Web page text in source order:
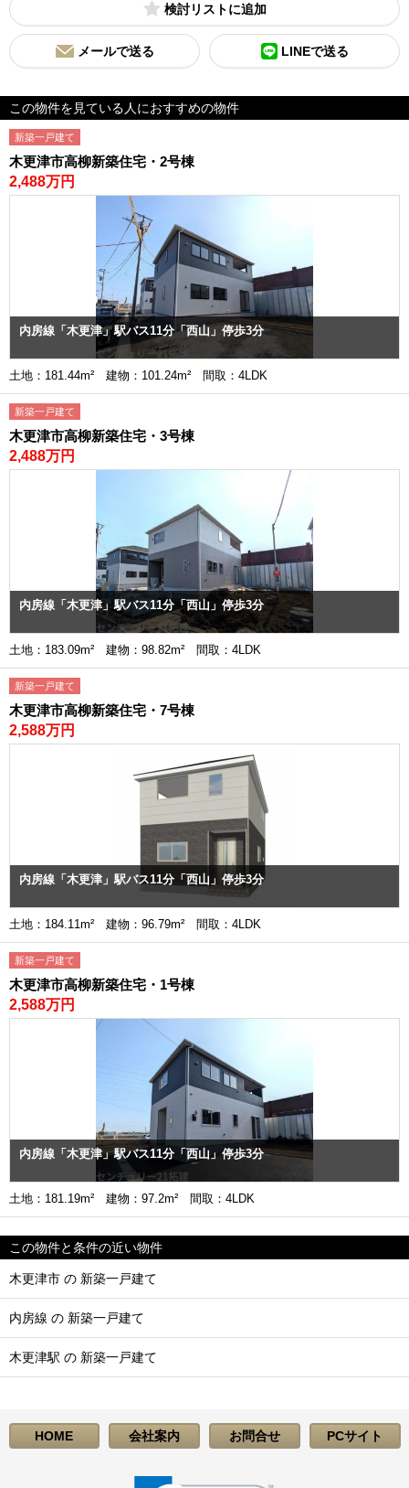
検討リスト
メールで送る LINEで送る
この物件を見ている人におすすめの物件
新築一戸建て
木更津市高柳新築住宅・2号棟
2,488万円
内房線「木更津」駅バス11分「西山」停歩3分
土地：181.44m² 建物：101.24m² 間取：4LDK
新築一戸建て
木更津市高柳新築住宅・3号棟
2,488万円
内房線「木更津」駅バス11分「西山」停歩3分
土地：183.09m² 建物：98.82m² 間取：4LDK
新築一戸建て
木更津市高柳新築住宅・7号棟
2,588万円
内房線「木更津」駅バス11分「西山」停歩3分
土地：184.11m² 建物：96.79m² 間取：4LDK
新築一戸建て
木更津市高柳新築住宅・1号棟
2,588万円
内房線「木更津」駅バス11分「西山」停歩3分
土地：181.19m² 建物：97.2m² 間取：4LDK
この物件と条件の近い物件
木更津市 の 新築一戸建て
内房線 の 新築一戸建て
木更津駅 の 新築一戸建て
HOME 会社案内 お問合せ PCサイト